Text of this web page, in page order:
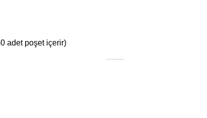
adet poşet içerir)